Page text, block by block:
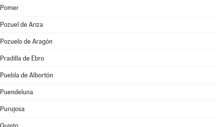
Pomer
Pozuel de Ariza
Pozuelo de Aragón
Pradilla de Ebro
Puebla de Albortón
Puendeluna
Purujosa